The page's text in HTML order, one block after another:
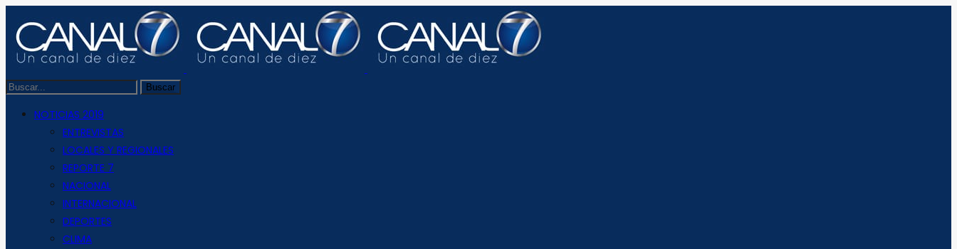
NOTICIAS 2019
ENTREVISTAS
LOCALES Y REGIONALES
REPORTE 7
NACIONAL
INTERNACIONAL
DEPORTES
CLIMA